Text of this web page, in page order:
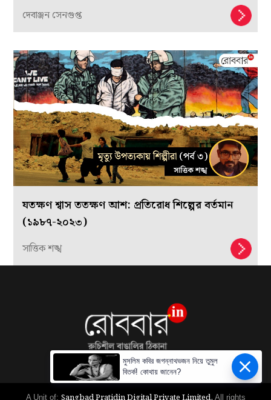
দেবাঞ্জন সেনগুপ্ত
যতক্ষণ শ্বাস ততক্ষণ আশ: প্রতিরোধ শিল্পের বর্তমান
(১৯৮৭-২০২৩)
সাত্তিক শঙ্খ
A Unit of: All rights
মুসলিম কবির জগন্নাথভজন নিয়ে তুমুল
বিতর্ক! কোথায় জানেন?